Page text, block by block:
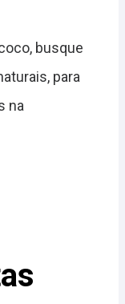
busque
para
na